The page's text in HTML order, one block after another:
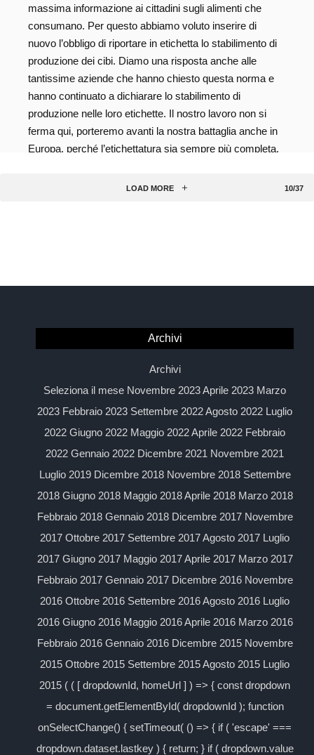
massima informazione ai cittadini sugli alimenti che
consumano. Per questo abbiamo voluto inserire di
nuovo l’obbligo di riportare in etichetta lo stabilimento di
produzione dei cibi. Diamo una risposta anche alle
tantissime aziende che hanno chiesto questa norma e
hanno continuato a dichiarare lo stabilimento di
produzione nelle loro etichette. Il nostro lavoro non si
ferma qui, porteremo avanti la nostra battaglia anche in
Europa, perché l’etichettatura sia sempre più completa.
agroalimentare passa anche da qui”. Certamente,
LOAD MORE 10/37
Archivi
Archivi
Seleziona il mese Novembre 2023 Aprile 2023 Marzo
2023 Febbraio 2023 Settembre 2022 Agosto 2022 Luglio
2022 Giugno 2022 Maggio 2022 Aprile 2022 Febbraio
2022 Gennaio 2022 Dicembre 2021 Novembre 2021
Luglio 2019 Dicembre 2018 Novembre 2018 Settembre
2018 Giugno 2018 Maggio 2018 Aprile 2018 Marzo 2018
Febbraio 2018 Gennaio 2018 Dicembre 2017 Novembre
2017 Ottobre 2017 Settembre 2017 Agosto 2017 Luglio
2017 Giugno 2017 Maggio 2017 Aprile 2017 Marzo 2017
Febbraio 2017 Gennaio 2017 Dicembre 2016 Novembre
2016 Ottobre 2016 Settembre 2016 Agosto 2016 Luglio
2016 Giugno 2016 Maggio 2016 Aprile 2016 Marzo 2016
Febbraio 2016 Gennaio 2016 Dicembre 2015 Novembre
2015 Ottobre 2015 Settembre 2015 Agosto 2015 Luglio
2015 ( ( [ dropdownId, homeUrl ] ) => { const dropdown
= document.getElementById( dropdownId ); function
onSelectChange() { setTimeout( () => { if ( 'escape' ===
dropdown.dataset.lastkey ) { return; } if ( dropdown.value